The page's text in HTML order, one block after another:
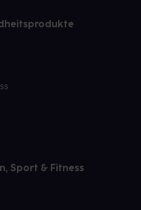
Sport & Fitness